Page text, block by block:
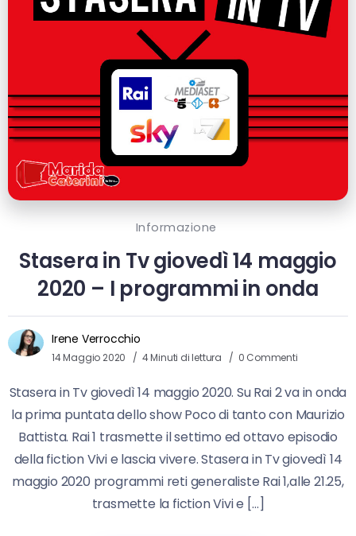
Informazione
Stasera in Tv giovedì 14 maggio
2020 – I programmi in onda
Irene Verrocchio
14 Maggio 2020 4 Minuti di lettura 0 Commenti
Stasera in Tv giovedì 14 maggio 2020. Su Rai 2 va in onda
la prima puntata dello show Poco di tanto con Maurizio
Battista. Rai 1 trasmette il settimo ed ottavo episodio
della fiction Vivi e lascia vivere. Stasera in Tv giovedì 14
maggio 2020 programmi reti generaliste Rai 1,alle 21.25,
trasmette la fiction Vivi e […]